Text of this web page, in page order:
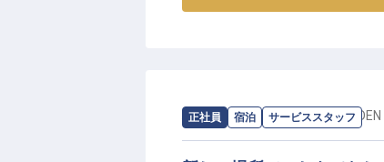
ーー【成長を支える働きやす
当ホテルでは、スタッフ一人
正社員 宿泊 サービススタッフ
求人情報：SHONAI HOTEL